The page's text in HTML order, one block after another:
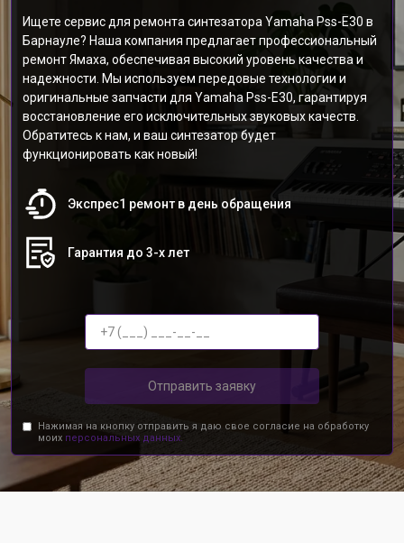
Ищете сервис для ремонта синтезатора Yamaha Pss-E30 в
Барнауле? Наша компания предлагает профессиональный
ремонт Ямаха, обеспечивая высокий уровень качества и
надежности. Мы используем передовые технологии и
оригинальные запчасти для Yamaha Pss-E30, гарантируя
восстановление его исключительных звуковых качеств.
Обратитесь к нам, и ваш синтезатор будет
функционировать как новый!
Экспрес1 ремонт в день обращения
Гарантия до 3-х лет
Отправить заявку
Нажимая на кнопку отправить я даю свое согласие на обработку
моих персональных данных.